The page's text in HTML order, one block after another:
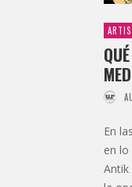
En
en
Antik